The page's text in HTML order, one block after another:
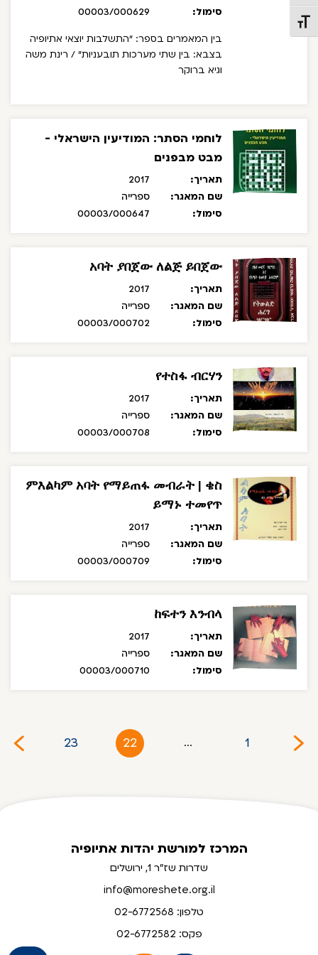
מתג גודל גופן
סימול:
00003/000629
בין המאמרים בספר: "התשלבות יוצאי אתיופיה
בצבא: בין שתי מערכות תובעניות" / רינת משה
וגיא ברוקר
לוחמי הסתר: המודיעין הישראלי -
מבט מבפנים
תאריך:
2017
שם המאגר:
ספרייה
סימול:
00003/000647
አባት ያበጀው ለልጅ ይበጀው
תאריך:
2017
שם המאגר:
ספרייה
סימול:
00003/000702
የተስፋ ብርሃን
תאריך:
2017
שם המאגר:
ספרייה
סימול:
00003/000708
ምእልካም አባት የማይጠፋ መብራት | ቄስ
ይማኑ ተመየጥ
תאריך:
2017
שם המאגר:
ספרייה
סימול:
00003/000709
ከፍተን እንብላ
תאריך:
2017
שם המאגר:
ספרייה
סימול:
00003/000710
1
...
22
23
המרכז למורשת יהדות אתיופיה
שדרות שז"ר 1, ירושלים
info@moreshete.org.il
טלפון: 02-6772568
פקס: 02-6772582